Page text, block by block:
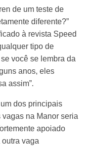
de um teste de
diferente?”
à revista Speed
tipo de
você se lembra da
anos, eles
assim”.
dos principais
na Manor seria
apoiado
vaga